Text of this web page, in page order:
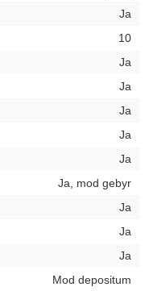
Ja
10
Ja
Ja
Ja
Ja
Ja
Ja, mod gebyr
Ja
Ja
Ja
Mod depositum